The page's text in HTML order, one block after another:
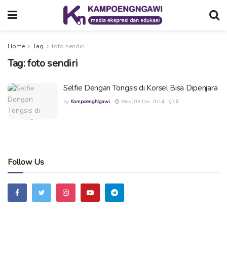
Home Tag foto sendiri
Tag:foto sendiri
Selfie Dengan Tongsis di Korsel Bisa Dipenjara
by KampoengNgawi Wed, 03 Dec 2014 0
Follow Us